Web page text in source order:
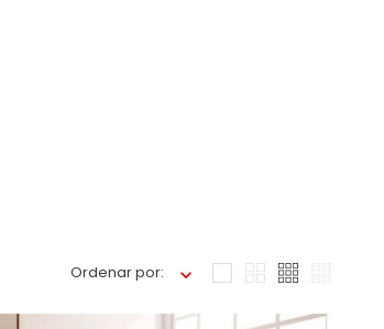
Ordenar por: